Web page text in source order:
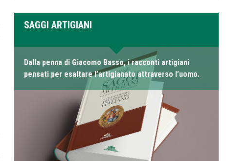
SAGGI ARTIGIANI
Dalla penna di Giacomo Basso, i racconti artigiani
pensati per esaltare l’artigianato attraverso l’uomo.